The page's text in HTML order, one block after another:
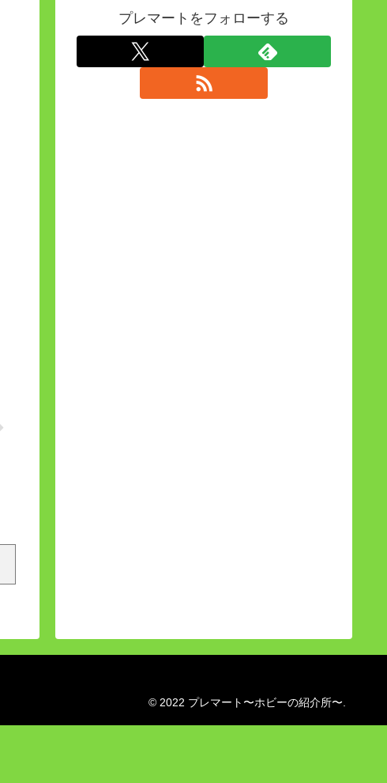
プレマートをフォローする
© 2022 プレマート〜ホビーの紹介所〜.